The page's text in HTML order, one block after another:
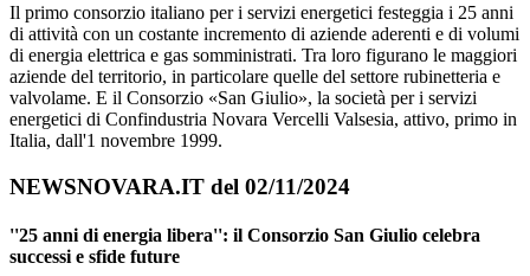
Il primo consorzio italiano per i servizi energetici festeggia i 25 anni
di attività con un costante incremento di aziende aderenti e di volumi
di energia elettrica e gas somministrati. Tra loro figurano le maggiori
aziende del territorio, in particolare quelle del settore rubinetteria e
valvolame. E il Consorzio «San Giulio», la società per i servizi
energetici di Confindustria Novara Vercelli Valsesia, attivo, primo in
Italia, dall'1 novembre 1999.
NEWSNOVARA.IT del 02/11/2024
''25 anni di energia libera'': il Consorzio San Giulio celebra
successi e sfide future